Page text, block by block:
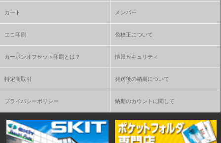
カート メンバー
エコ印刷 色校正について
カーボンオフセット印刷とは？ 情報セキュリティ
特定商取引 発送後の納期について
プライバシーポリシー 納期のカウントに関して